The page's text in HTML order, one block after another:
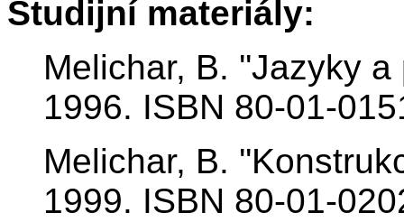
Studijní materiály:
Melichar, B. ''Jazyky
1996. ISBN 80-01-
Melichar, B.
1999. ISBN 80-01-